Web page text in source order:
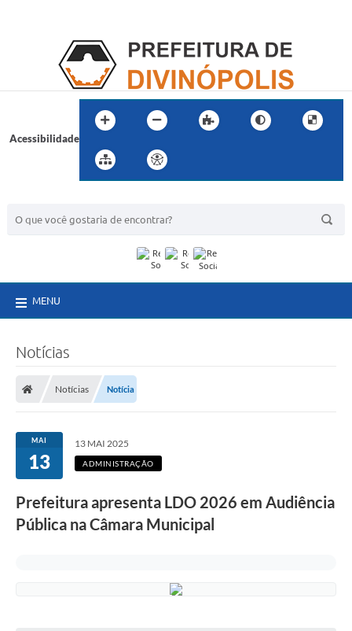
Acessibilidade
MENU
Notícias
Notícias Notícia
MAI
13
13 MAI 2025
ADMINISTRAÇÃO
Prefeitura apresenta LDO 2026 em Audiência
Pública na Câmara Municipal